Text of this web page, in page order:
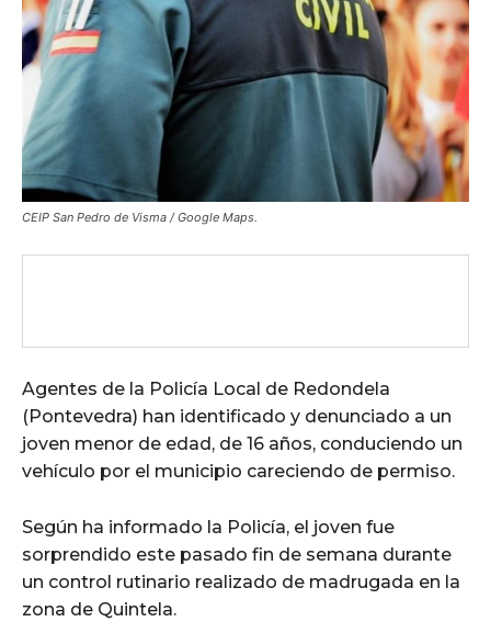
CEIP San Pedro de Visma / Google Maps.
Agentes de la Policía Local de Redondela
(Pontevedra) han identificado y denunciado a un
joven menor de edad, de 16 años, conduciendo un
vehículo por el municipio careciendo de permiso.
Según ha informado la Policía, el joven fue
sorprendido este pasado fin de semana durante
un control rutinario realizado de madrugada en la
zona de Quintela.